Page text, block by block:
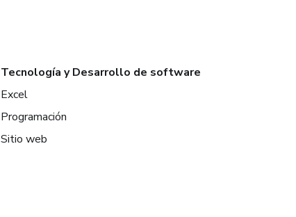
Tecnología y Desarrollo de software
Excel
Programación
Sitio web